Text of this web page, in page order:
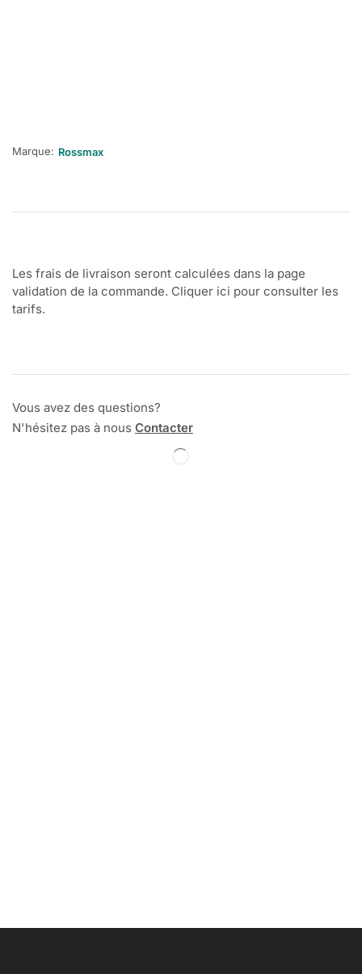
Marque: Rossmax
Les frais de livraison seront calculées dans la page
validation de la commande. Cliquer ici pour consulter les
tarifs.
Vous avez des questions?
N'hésitez pas à nous Contacter